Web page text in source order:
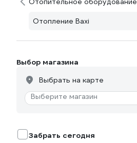
Отопление Baxi
Выбор магазина
Выбрать на карте
Выберите магазин
Забрать сегодня